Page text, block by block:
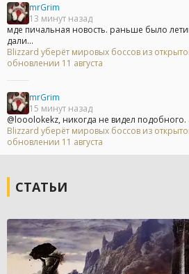
mrGrim
13 минут назад
мде пичальная новость. раньше было
дали...
Blizzard уберёт мировых боссов из
обновлении 11 августа
mrGrim
15 минут назад
@looolokekz, никогда не видел
Blizzard уберёт мировых боссов из
обновлении 11 августа
СТАТЬИ